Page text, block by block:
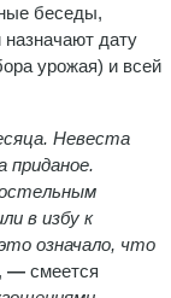
беседы,
дату
урожая) и всей
Невеста
приданое.
в избу к
означало, что
, —смеется